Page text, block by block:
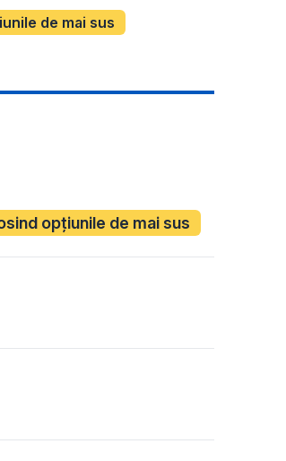
de mai sus
opțiunile de mai sus